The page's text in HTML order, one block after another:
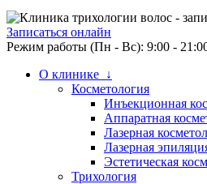
Записаться онлайн
Режим работы (Пн - Вс): 9:00 -
О клинике ↓
Косметология
Инъекционная
Аппаратная
Лазерная
Лазерная
Эстетическая
Трихология